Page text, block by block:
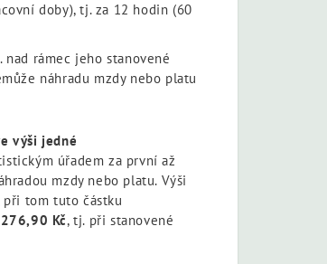
doby), tj. za 12 hodin (60
rámec jeho stanovené
náhradu mzdy nebo platu
výši jedné
úřadem za první až
mzdy nebo platu. Výši
při tom tuto částku
Kč, tj. při stanovené